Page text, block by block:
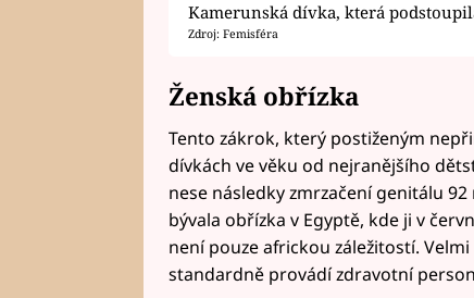
Kamerunská dívka, která
Zdroj: Femisféra
Ženská obřízka
Tento zákrok, který postiženým
dívkách ve věku od nejranějšího
nese následky zmrzačení genitálu
bývala obřízka v Egyptě, kde ji v
není pouze africkou záležitostí.
standardně provádí zdravotní